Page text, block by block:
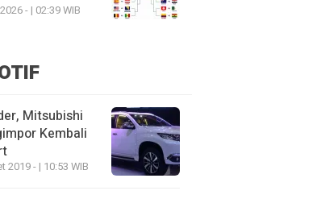
- | 02:39 WIB
Mitsubishi
Kembali
2019 - | 10:53 WIB